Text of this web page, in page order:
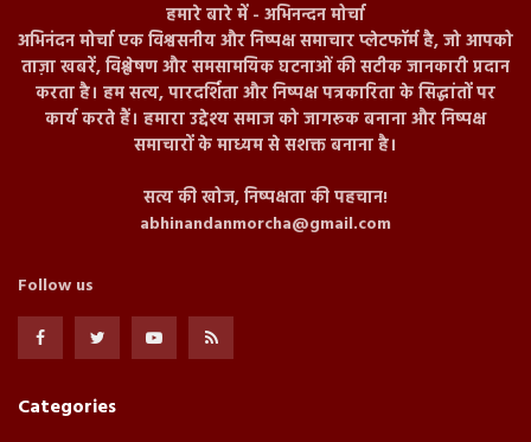
हमारे बारे में - अभिनन्दन मोर्चा
अभिनंदन मोर्चा एक विश्वसनीय और निष्पक्ष समाचार प्लेटफॉर्म है, जो आपको
ताज़ा खबरें, विश्लेषण और समसामयिक घटनाओं की सटीक जानकारी प्रदान
करता है। हम सत्य, पारदर्शिता और निष्पक्ष पत्रकारिता के सिद्धांतों पर
कार्य करते हैं। हमारा उद्देश्य समाज को जागरूक बनाना और निष्पक्ष
समाचारों के माध्यम से सशक्त बनाना है।
सत्य की खोज, निष्पक्षता की पहचान!
abhinandanmorcha@gmail.com
Follow us
Categories